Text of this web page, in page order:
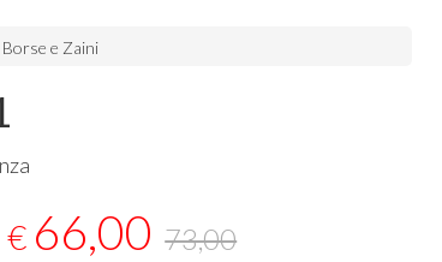
Borse e Zaini
€ 66,00 73,00